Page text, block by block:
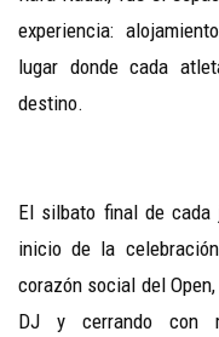
experiencia:
lugar donde cada
destino.
El silbato final de cada
inicio de la
corazón social del
DJ y cerrando con